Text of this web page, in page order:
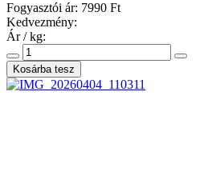
Fogyasztói ár: 7990 Ft
Kedvezmény:
Ár / kg: